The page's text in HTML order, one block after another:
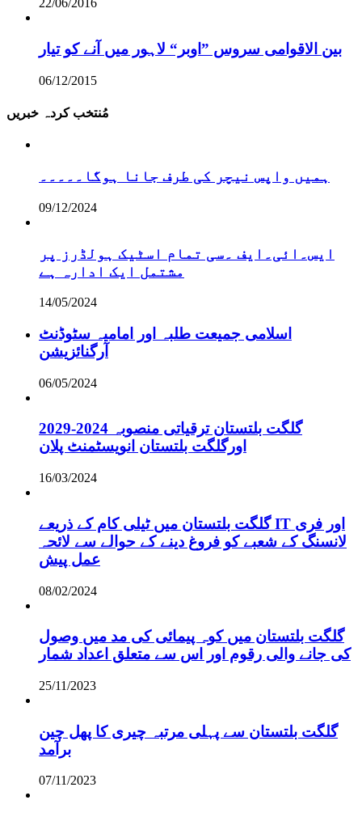
22/06/2016
بین الاقوامی سروس ”اوبر“ لاہور میں آنے کو تیار
06/12/2015
مُنتخب کردہ خبریں
ہمیں واپس نیچر کی طرف جانا ہوگا۔۔۔۔۔
09/12/2024
ایس۔ائی۔ایف ۔سی تمام اسٹیک ہولڈرز پر
مشتمل ایک ادارہ ہے
14/05/2024
اسلامی جمیعت طلبہ اور امامیہ سٹوڈنٹ
آرگنائزیشن
06/05/2024
گلگت بلتستان ترقیاتی منصوبہ 2024-2029
اورگلگت بلتستان انویسٹمنٹ پلان
16/03/2024
گلگت بلتستان میں ٹیلی کام کے ذریعے IT اور فری
لانسنگ کے شعبے کو فروغ دینے کے حوالے سے لائحہ
عمل پیش
08/02/2024
گلگت بلتستان میں کوہ پیمائی کی مد میں وصول
کی جانے والی رقوم اور اس سے متعلق اعداد شمار
25/11/2023
گلگت بلتستان سے پہلی مرتبہ چیری کا پھل چین
برآمد
07/11/2023